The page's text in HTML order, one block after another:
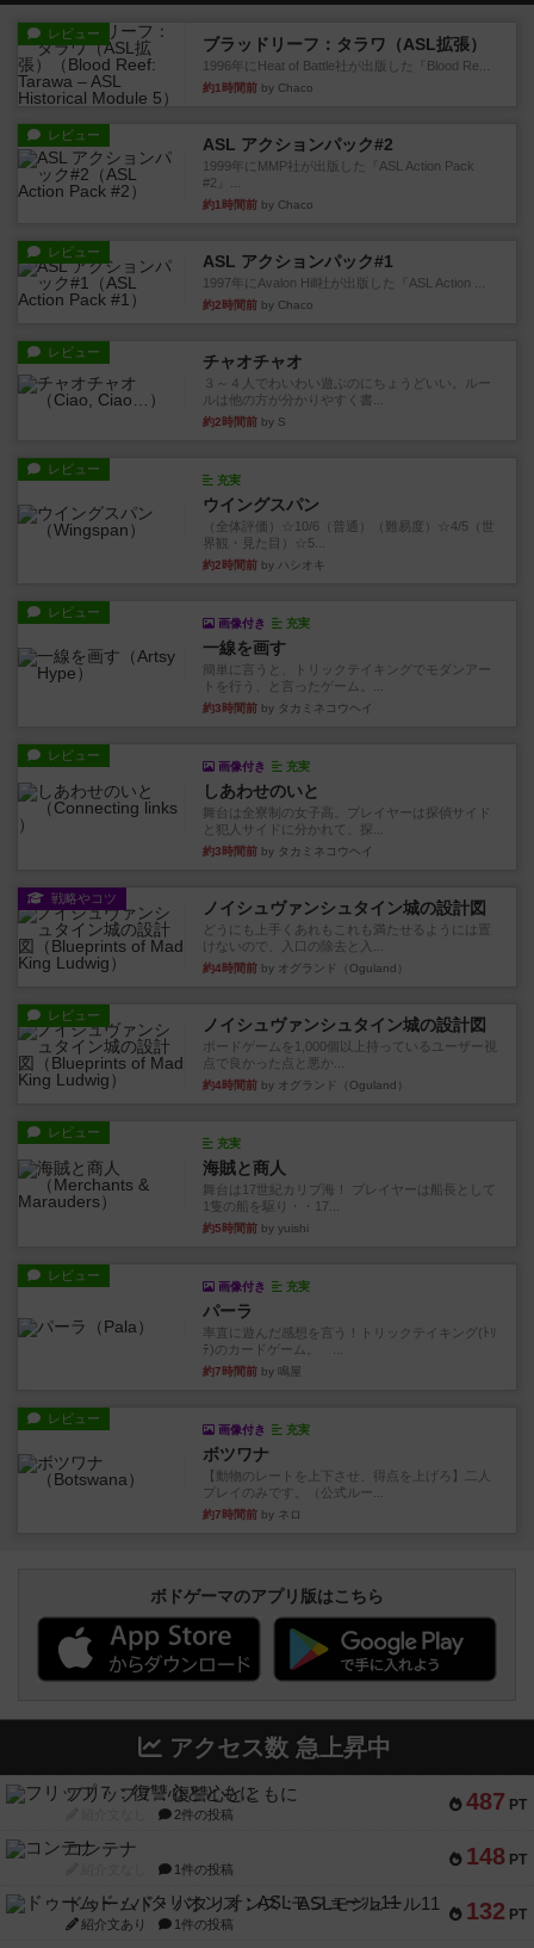
レビュー
ブラッドリーフ：タラワ（ASL拡張）
1996年にHeat of Battle社が出版した『Blood Re...
約1時間前 by Chaco
レビュー ASL アクションパック#2
1999年にMMP社が出版した『ASL Action Pack
#2』...
約1時間前 by Chaco
レビュー ASL アクションパック#1
1997年にAvalon Hill社が出版した『ASL Action ...
約2時間前 by Chaco
レビュー チャオチャオ
３～４人でわいわい遊ぶのにちょうどいい。ルー
ルは他の方が分かりやすく書...
約2時間前 by S
レビュー
充実
ウイングスパン
（全体評価）☆10/6（普通）（難易度）☆4/5（世
界観・見た目）☆5...
約2時間前 by ハシオキ
レビュー
画像付き 充実
一線を画す
簡単に言うと、トリックテイキングでモダンアー
トを行う、と言ったゲーム。...
約3時間前 by タカミネコウヘイ
レビュー
画像付き 充実
しあわせのいと
舞台は全寮制の女子高。プレイヤーは探偵サイド
と犯人サイドに分かれて、探...
約3時間前 by タカミネコウヘイ
戦略やコツ ノイシュヴァンシュタイン城の設計図
どうにも上手くあれもこれも満たせるようには置
けないので、入口の除去と入...
約4時間前 by オグランド（Oguland）
レビュー ノイシュヴァンシュタイン城の設計図
ボードゲームを1,000個以上持っているユーザー視
点で良かった点と悪か...
約4時間前 by オグランド（Oguland）
レビュー
充実
海賊と商人
舞台は17世紀カリブ海！ プレイヤーは船長として
1隻の船を駆り・・17...
約5時間前 by yuishi
レビュー
画像付き 充実
パーラ
率直に遊んだ感想を言う！トリックテイキング(ﾄﾘ
ﾃ)のカードゲーム。 ...
約7時間前 by 鳴屋
レビュー
画像付き 充実
ボツワナ
【動物のレートを上下させ、得点を上げろ】二人
プレイのみです。（公式ルー...
約7時間前 by ネロ
ボドゲーマのアプリ版はこちら
アクセス数 急上昇中
487 PT
フリップ７：復讐心とともに
2件の投稿
148 PT
コンテナ
1件の投稿
132 PT
ドゥームド・バタリオンズ：ASLモジュール11
紹介文あり 1件の投稿